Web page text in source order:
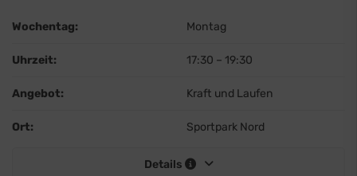
Wochentag: Montag
Uhrzeit: 17:30 – 19:30
Angebot: Kraft und Laufen
Ort: Sportpark Nord
Details